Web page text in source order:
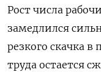
Рост числа
замедлился
резкого скачка
труда остается